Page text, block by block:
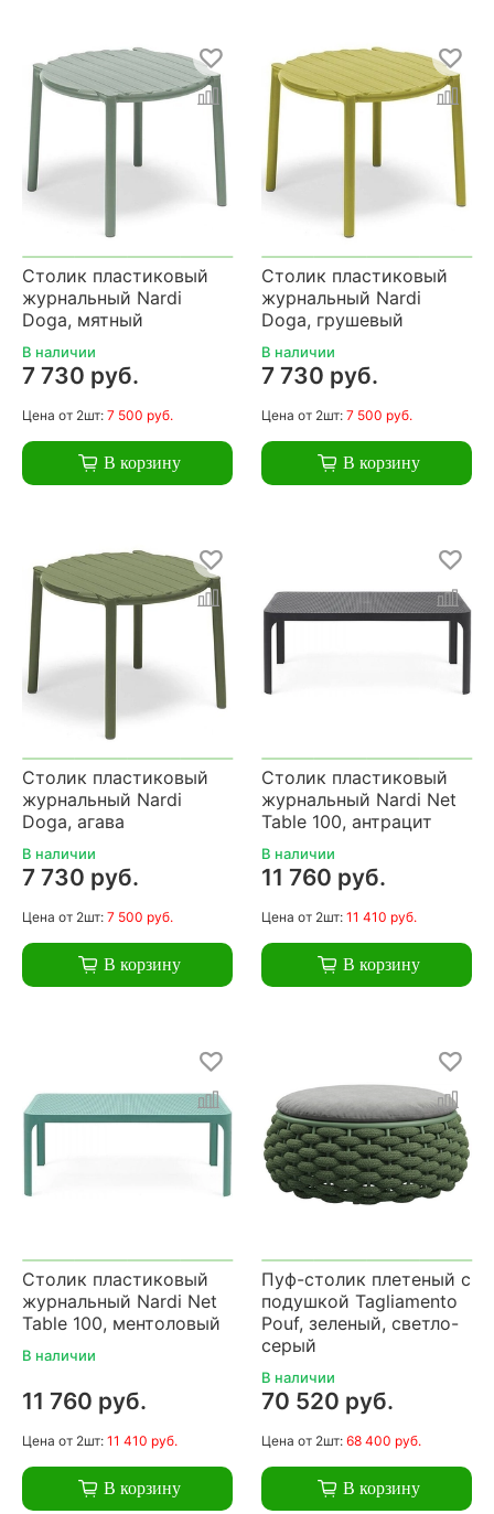
Столик пластиковый
журнальный Nardi
Doga, мятный
В наличии
7 730 руб.
Цена от 2шт: 7 500 руб.
В корзину
Столик пластиковый
журнальный Nardi
Doga, грушевый
В наличии
7 730 руб.
Цена от 2шт: 7 500 руб.
В корзину
Столик пластиковый
журнальный Nardi
Doga, агава
В наличии
7 730 руб.
Цена от 2шт: 7 500 руб.
В корзину
Столик пластиковый
журнальный Nardi Net
Table 100, антрацит
В наличии
11 760 руб.
Цена от 2шт: 11 410 руб.
В корзину
Столик пластиковый
журнальный Nardi Net
Table 100, ментоловый
В наличии
11 760 руб.
Цена от 2шт: 11 410 руб.
В корзину
Пуф-столик плетеный с
подушкой Tagliamento
Pouf, зеленый, светло-
серый
В наличии
70 520 руб.
Цена от 2шт: 68 400 руб.
В корзину